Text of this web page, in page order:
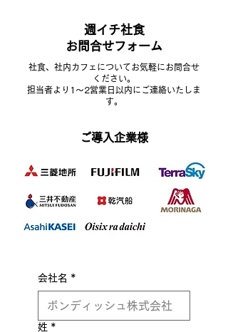
週イチ社食
​お問合せフォーム
​社食、社内カフェについてお気軽にお問合せ
ください。
担当者より1～2営業日以内にご連絡いたしま
す。
​ご導入企業様
会社名 *
姓 *